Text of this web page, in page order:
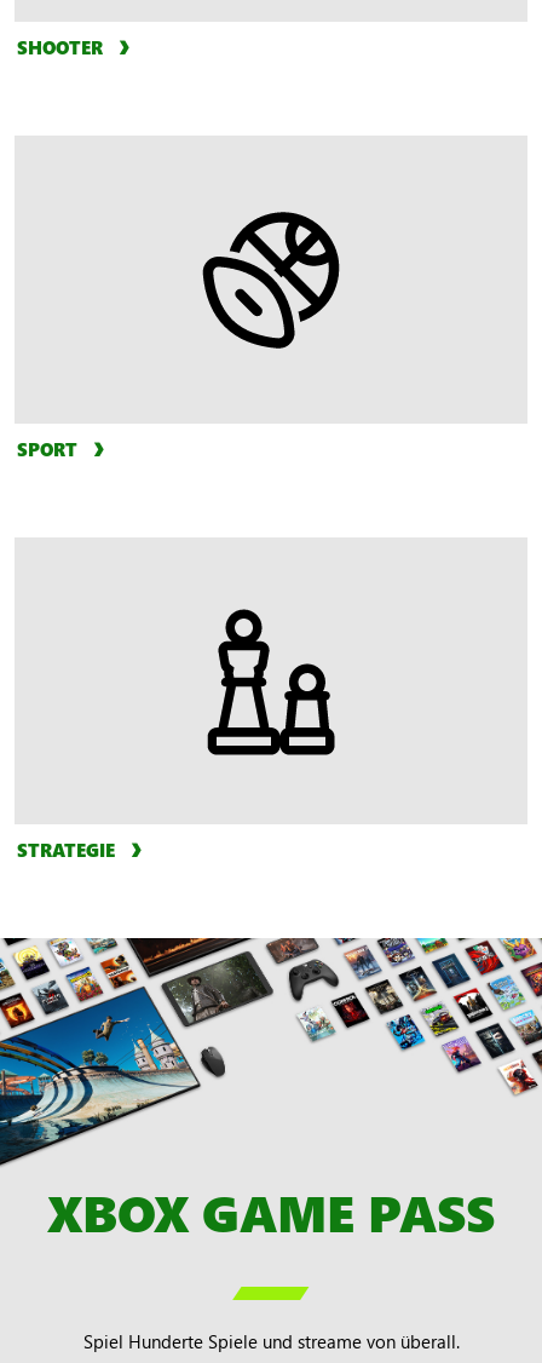
SHOOTER
SPORT
STRATEGIE
XBOX GAME PASS

Spiel Hunderte Spiele und streame von überall.